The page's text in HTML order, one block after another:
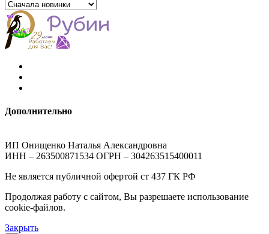
Дополнительно
ИП Онищенко Наталья Александровна
ИНН – 263500871534 ОГРН – 304263515400011
Не является публичной офертой ст 437 ГК РФ
Продолжая работу с сайтом, Вы разрешаете использование
cookie-файлов.
Закрыть